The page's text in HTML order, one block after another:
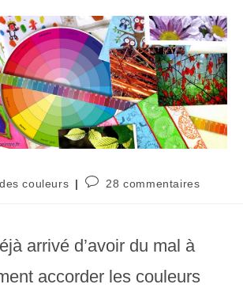
couleurs
Commentaires
28 commentaires
arrivé d’avoir du mal à
accorder les couleurs